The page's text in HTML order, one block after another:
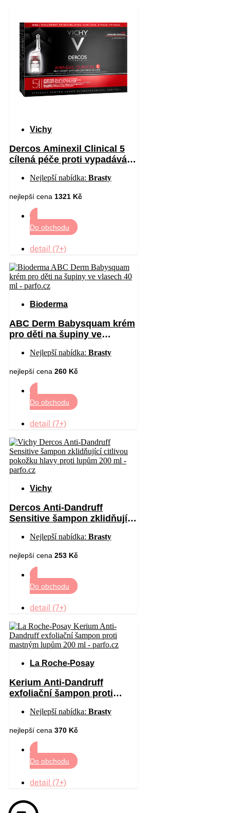
Vichy
Dercos Aminexil Clinical 5
cílená péče proti vypadávání
Nejlepší nabídka: Brasty
nejlepší cena 1321 Kč
Do obchodu
detail (7+)
Bioderma
ABC Derm Babysquam krém
pro děti na šupiny ve
Nejlepší nabídka: Brasty
nejlepší cena 260 Kč
Do obchodu
detail (7+)
Vichy
Dercos Anti-Dandruff
Sensitive šampon zklidňující
lupům 200 ml
Nejlepší nabídka: Brasty
nejlepší cena 253 Kč
Do obchodu
detail (7+)
La Roche-Posay
Kerium Anti-Dandruff
exfoliační šampon proti
Nejlepší nabídka: Brasty
nejlepší cena 370 Kč
Do obchodu
detail (7+)